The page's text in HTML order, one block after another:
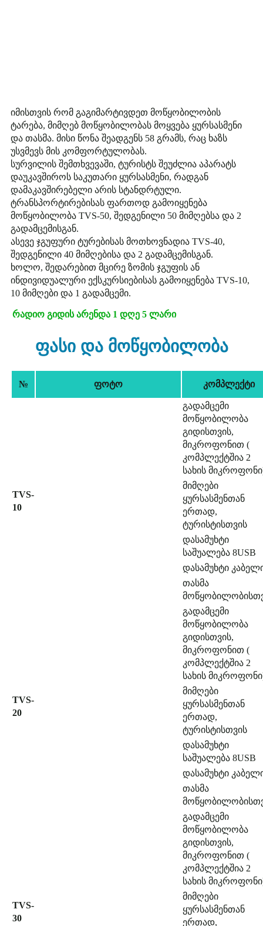
იმისთვის რომ გაგიმარტივდეთ მოწყობილობის
ტარება, მიმღებ მოწყობილობას მოყვება ყურსასმენი
და თასმა. მისი წონა შეადგენს 58 გრამს, რაც ხაზს
უსვმევს მის კომფორტულობას.
სურვილის შემთხვევაში, ტურისტს შეუძლია აპარატს
დაუკავშიროს საკუთარი ყურსასმენი, რადგან
დამაკავშირებელი არის სტანდრტული.
ტრანსპორტირებისას ფართოდ გამოიყენება
მოწყობილობა TVS-50, შედგენილი 50 მიმღებსა და 2
გადამცემისგან.
ასევე ჯგუფური ტურებისას მოთხოვნადია TVS-40,
შედგენილი 40 მიმღებისა და 2 გადამცემისგან.
ხოლო, შედარებით მცირე ზომის ჯგუფის ან
ინდივიდუალური ექსკურსიებისას გამოიყენება TVS-10,
10 მიმღები და 1 გადამცემი.
რადიო გიდის არენდა 1 დღე 5 ლარი
ფასი და მოწყობილობა
№ ფოტო კომპლექტი
TVS-
10
გადამცემი
მოწყობილობა
გიდისთვის,
მიკროფონით (
კომპლექტშია 2
სახის
მიმღები
ყურსასმენთან
ერთად,
ტურისტისთვის
დასამუხტი
საშუალება 8USB
დასამუხტი
თასმა
TVS-
20
გადამცემი
მოწყობილობა
გიდისთვის,
მიკროფონით (
კომპლექტშია 2
სახის
მიმღები
ყურსასმენთან
ერთად,
ტურისტისთვის
დასამუხტი
საშუალება 8USB
დასამუხტი
თასმა
TVS-
30
გადამცემი
მოწყობილობა
გიდისთვის,
მიკროფონით (
კომპლექტშია 2
სახის
მიმღები
ყურსასმენთან
ერთად,